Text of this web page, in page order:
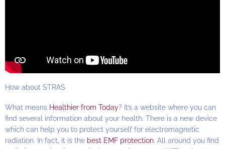
How about STRAS
What means Healthier from Today? It’s a website where you can
find several information about your health. There is a new device
which can help you to protect yourself for electromagnetic
radiation. In fact, it is the best EMF protection. All around you find